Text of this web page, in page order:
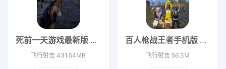
死前一天游戏最新版 V1.0
飞行射击 431.54MB
百人枪战王者手机版 v1.1
飞行射击 56.3M